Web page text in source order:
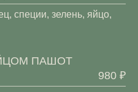
специи, зелень, яйцо,
ПАШОТ
980 ₽